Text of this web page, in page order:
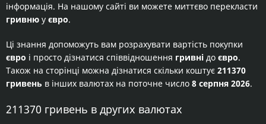
інформація. На нашому сайті ви можете миттєво перекласти
гривню у євро.
Ці знання допоможуть вам розрахувати вартість покупки
євро і просто дізнатися співвідношення гривні до євро.
Також на сторінці можна дізнатися скільки коштує 211370
гривень в інших валютах на поточне число 8 серпня 2026.
211370 гривень в других валютах